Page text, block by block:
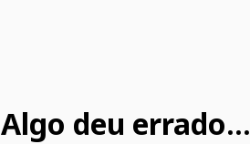
Algo deu errado...